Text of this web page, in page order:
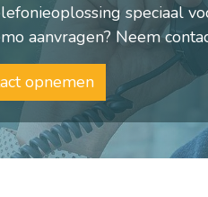
speciaal
aanvragen? Neem
opnemen